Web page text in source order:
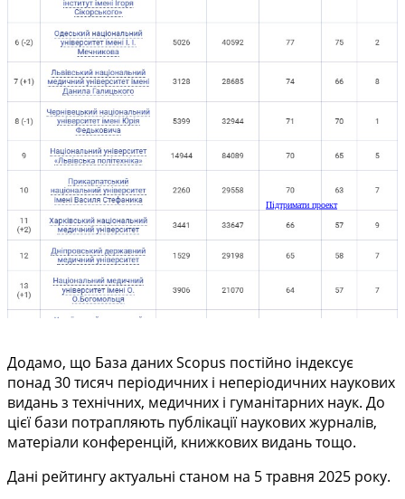
Підтримати проект
Додамо, що База даних Scopus постійно індексує
понад 30 тисяч періодичних і неперіодичних наукових
видань з технічних, медичних і гуманітарних наук. До
цієї бази потрапляють публікації наукових журналів,
матеріали конференцій, книжкових видань тощо.
Дані рейтингу актуальні станом на 5 травня 2025 року.